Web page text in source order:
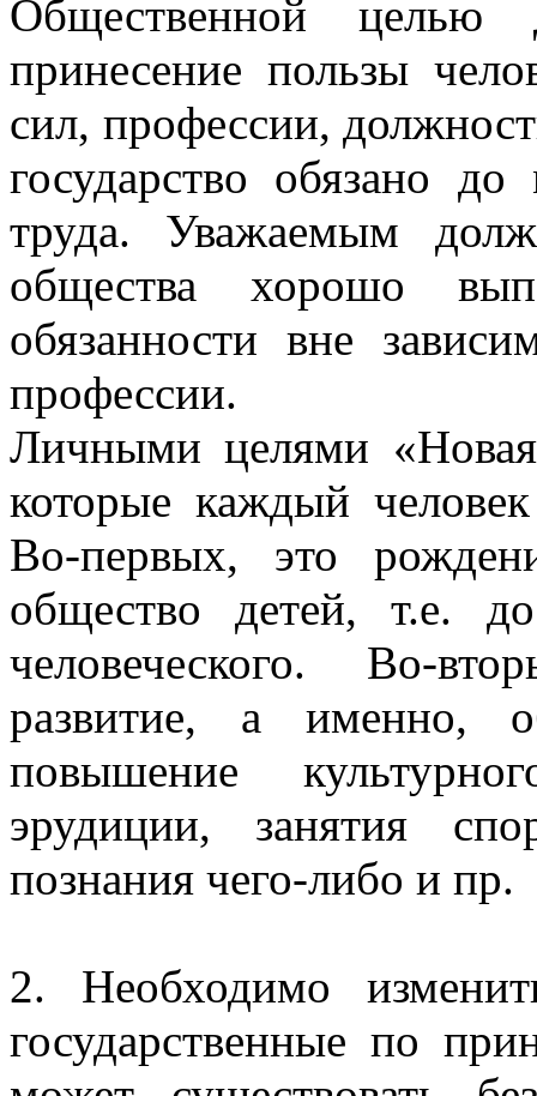
Общественной целью
принесение пользы
сил, профессии,
государство обязано
труда. Уважаемым
общества хорошо
обязанности вне
профессии.
Личными целями
которые каждый
Во-первых, это
общество детей, т.е.
человеческого. Во-
развитие, а именно,
повышение
эрудиции, занятия
познания чего-либо и пр.
2. Необходимо
государственные по